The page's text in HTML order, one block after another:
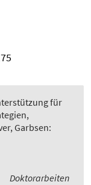
für
,
Garbsen:
Doktorarbeiten